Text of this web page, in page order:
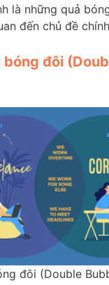
là những quả
đến chủ đề
bóng đôi
đôi (Double